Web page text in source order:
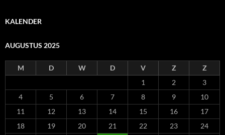
KALENDER
AUGUSTUS 2025
M D W D V Z
Z
1
2
3
4
5 6 7 8 9
10
11
12 13 14 15 16
17
18
19 20 21 22 23
24